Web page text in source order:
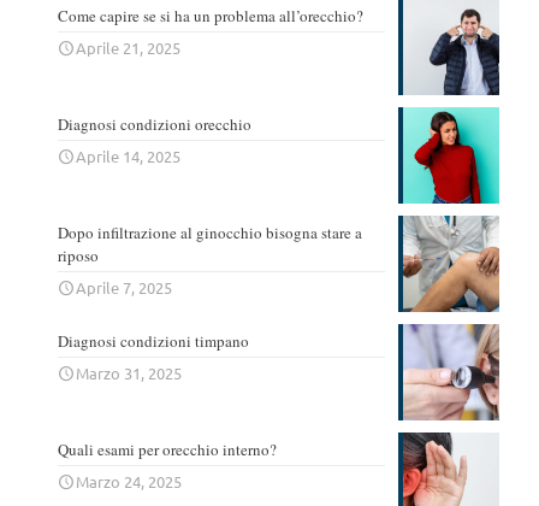
Come capire se si ha un problema all’orecchio?
Aprile 21, 2025
Diagnosi condizioni orecchio
Aprile 14, 2025
Dopo infiltrazione al ginocchio bisogna stare a
riposo
Aprile 7, 2025
Diagnosi condizioni timpano
Marzo 31, 2025
Quali esami per orecchio interno?
Marzo 24, 2025